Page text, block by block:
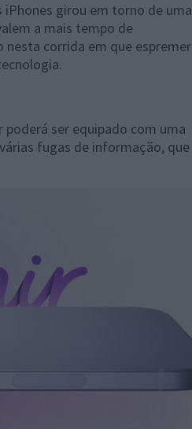
girou em torno de uma
a mais tempo de
nesta corrida em que espremer
ser equipado com uma
fugas de informação, que